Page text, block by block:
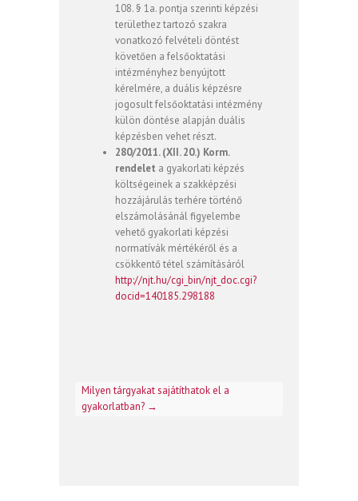
108. § 1a. pontja szerinti képzési
területhez tartozó szakra
vonatkozó felvételi döntést
követően a felsőoktatási
intézményhez benyújtott
kérelmére, a duális képzésre
jogosult felsőoktatási intézmény
külön döntése alapján duális
képzésben vehet részt.
280/2011. (XII. 20.) Korm.
rendelet a gyakorlati képzés
költségeinek a szakképzési
hozzájárulás terhére történő
elszámolásánál figyelembe
vehető gyakorlati képzési
normatívák mértékéről és a
csökkentő tétel számításáról
http://njt.hu/cgi_bin/njt_doc.cgi?
docid=140185.298188
Milyen tárgyakat sajátíthatok el a
gyakorlatban? →